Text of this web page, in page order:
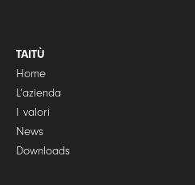
TAITÙ
Home
L’azienda
I valori
News
Downloads